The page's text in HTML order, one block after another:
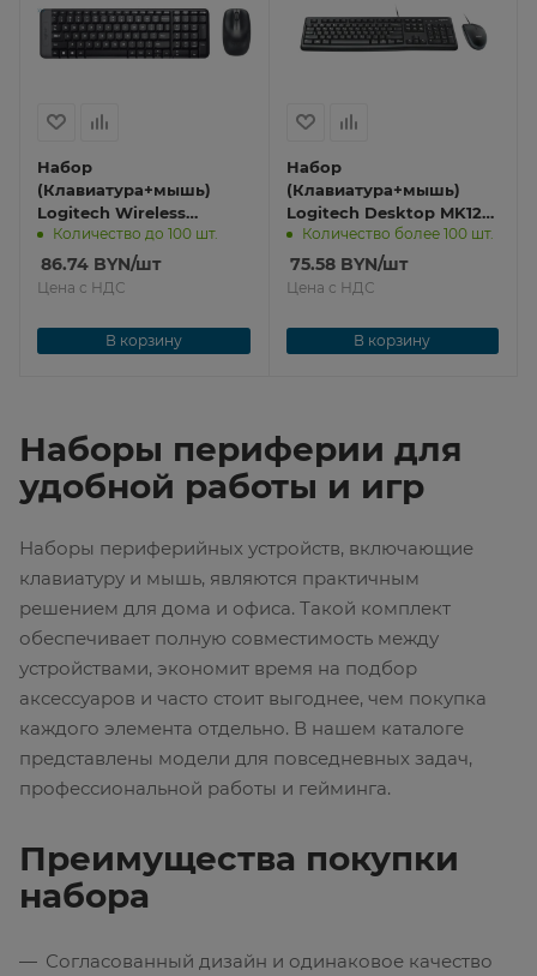
Набор
(Клавиатура+мышь)
Logitech Wireless
Combo MK220 920-
003236
Количество до 100 шт.
86.74 BYN/шт
Цена с НДС
В корзину
Набор
(Клавиатура+мышь)
Logitech Desktop MK120
920-002589
Количество более 100 шт.
75.58BYN/шт
Цена с НДС
В корзину
Наборы периферии для
удобной работы и игр
Наборы периферийных устройств, включающие
клавиатуру и мышь, являются практичным
решением для дома и офиса. Такой комплект
обеспечивает полную совместимость между
устройствами, экономит время на подбор
аксессуаров и часто стоит выгоднее, чем покупка
каждого элемента отдельно. В нашем каталоге
представлены модели для повседневных задач,
профессиональной работы и гейминга.
Преимущества покупки
набора
Согласованный дизайн и одинаковое качество